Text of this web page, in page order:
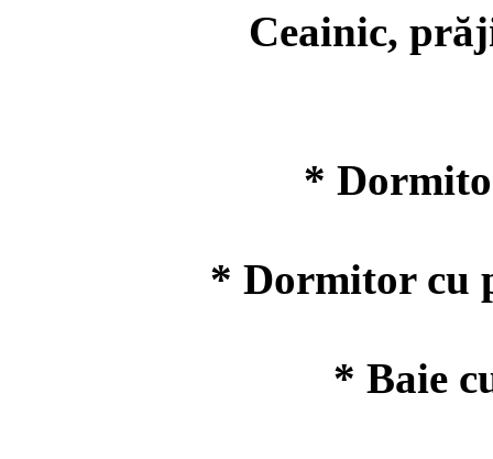
Ceainic,
*
* Dormitor cu
* Baie